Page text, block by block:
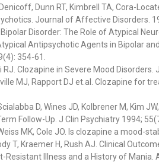
Dunn RT, Kimbrell TA, Cora-
Journal of Affective Disorders.
Disorder: The Role of Atypical
Antipsychotic Agents in Bipolar
354-61.
Clozapine in Severe Mood Disorders.
MJ, Rapport DJ et.al. Clozapine for
D, Wines JD, Kolbrener M, Kim
Follow-Up. J Clin Psychiatry 1994;
MK, Cole JO. Is clozapine a mood-
T, Kraemer H, Rush AJ. Clinical
Illness and a History of Mania.